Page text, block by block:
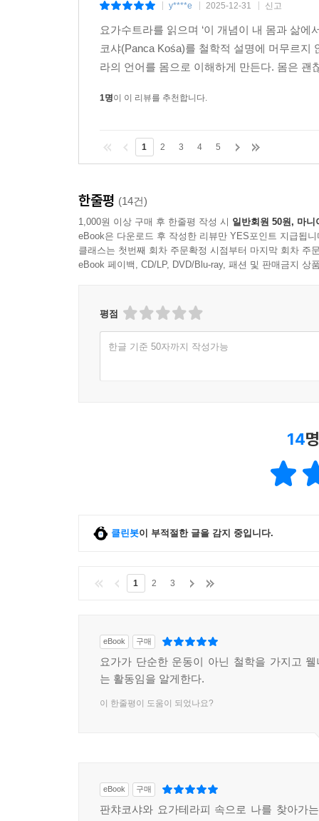
y****e 2025-12-31 신고
요가수트라를 읽으며 ‘이 개념이 내 몸과 삶
코샤(Panca Kośa)를 철학적 설명에 머무르지
라의 언어를 몸으로 이해하게 만든다. 몸은
1명이 이 리뷰를 추천합니다.
1 2 3 4 5
한줄평 (14건)
1,000원 이상 구매 후 한줄평 작성 시 일반회원 50원, 마니
eBook은 다운로드 후 작성한 리뷰만 YES포인트 지급됩니
클래스는 첫번째 회차 주문확정 시점부터 마지막 회차 주
eBook 페이백, CD/LP, DVD/Blu-ray, 패션 및 판매금지 상
평점
한글 기준 50자까지 작성가능
14
클린봇이 부적절한 글을 감지 중입니다.
1 2 3
eBook 구매
요가가 단순한 운동이 아닌 철학을 가지고
는 활동임을 알게한다.
이 한줄평이 도움이 되었나요?
eBook 구매
판챠코샤와 요가테라피 속으로 나를 찾아가